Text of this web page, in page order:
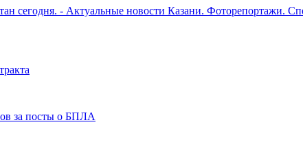
сегодня. - Актуальные новости Казани. Фоторепортажи.
за посты о БПЛА